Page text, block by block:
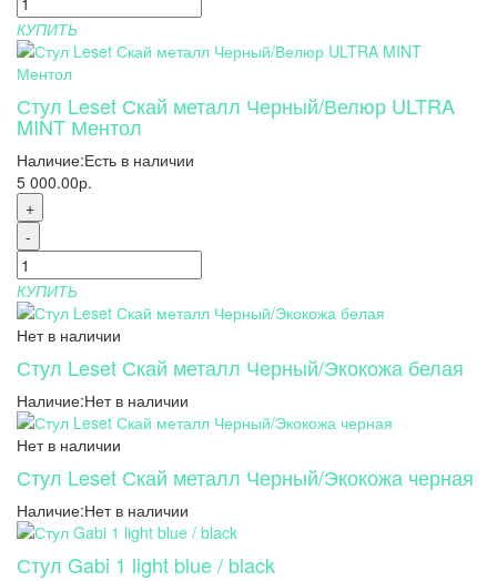
КУПИТЬ
Стул Leset Скай металл Черный/Велюр ULTRA
MINT Ментол
Наличие:Есть в наличии
5 000.00р.
+
-
КУПИТЬ
Нет в наличии
Стул Leset Скай металл Черный/Экокожа белая
Наличие:Нет в наличии
Нет в наличии
Стул Leset Скай металл Черный/Экокожа черная
Наличие:Нет в наличии
Стул Gabi 1 light blue / black